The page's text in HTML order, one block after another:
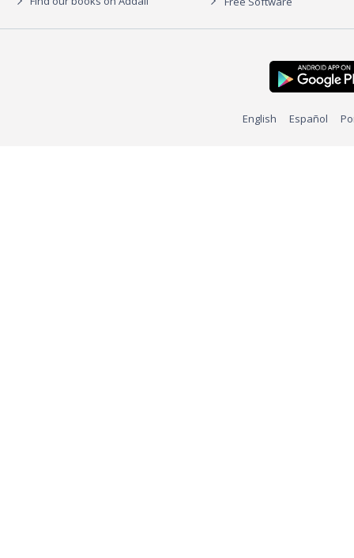
English Español